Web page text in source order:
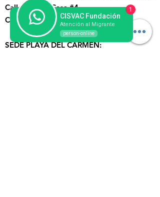
Calle Cereza Casa #4
C.P 77500.
SEDE PLAYA DEL CARMEN:
CISVAC Fundación
Atención al Migrante
person-online
1